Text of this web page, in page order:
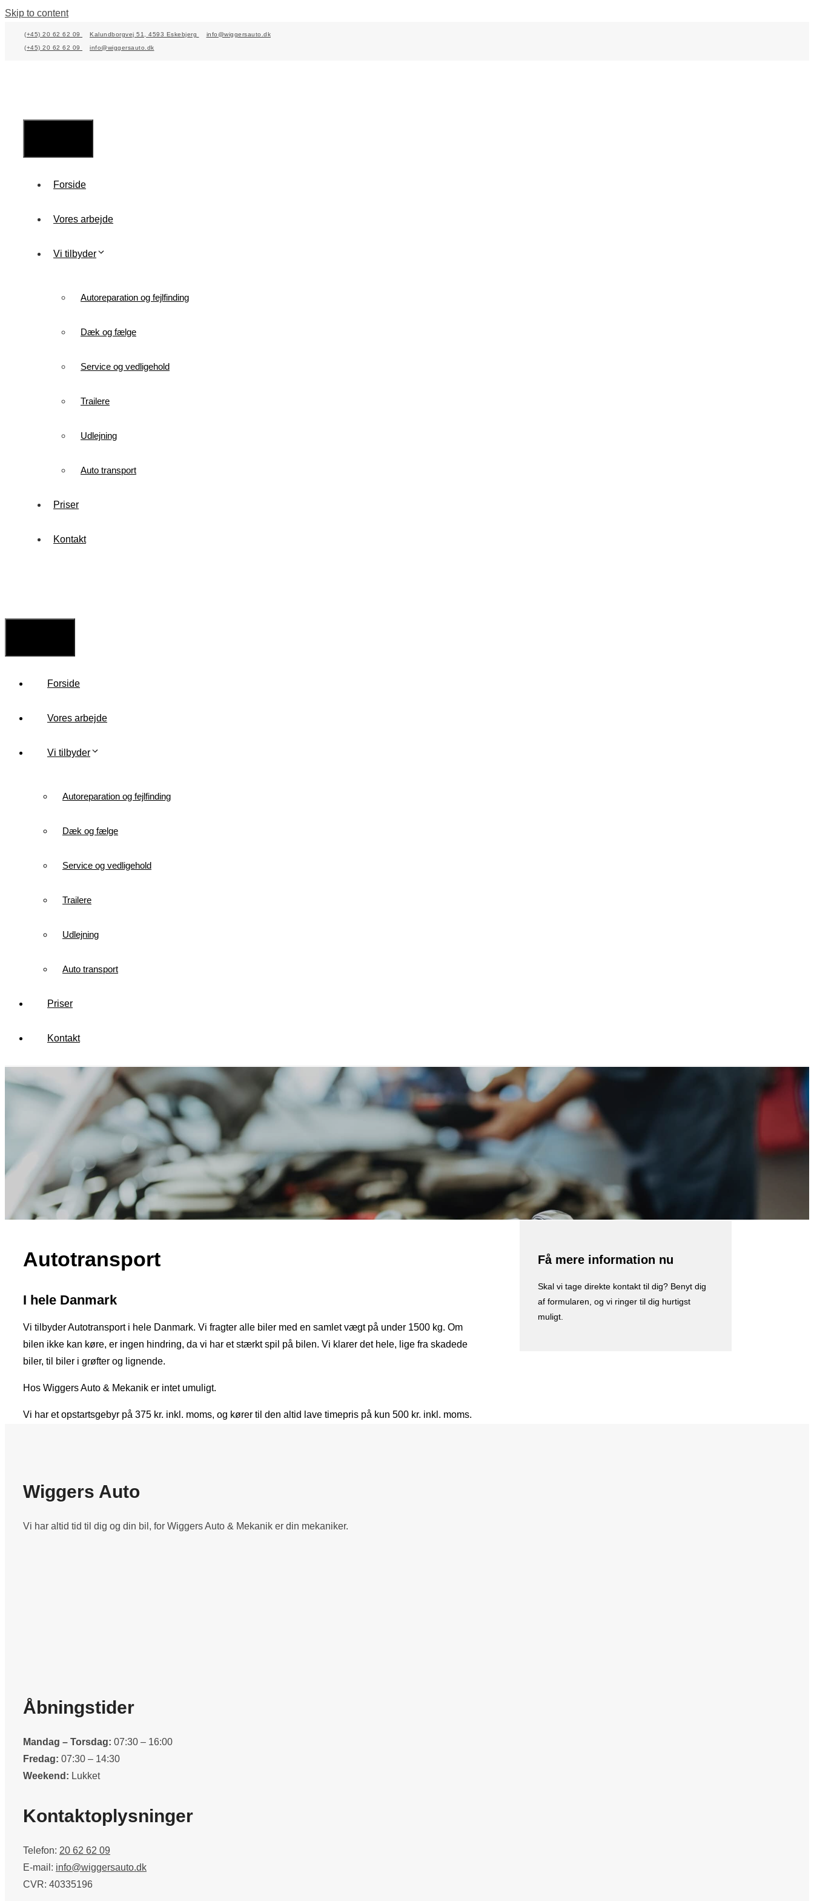
Skip to content
(+45) 20 62 62 09 Kalundborgvej 51, 4593 Eskebjerg
info@wiggersauto.dk
(+45) 20 62 62 09
info@wiggersauto.dk
Forside
Vores arbejde
Vi tilbyder
Autoreparation og fejlfinding
Dæk og fælge
Service og vedligehold
Trailere
Udlejning
Auto transport
Priser
Kontakt
Forside
Vores arbejde
Vi tilbyder
Autoreparation og fejlfinding
Dæk og fælge
Service og vedligehold
Trailere
Udlejning
Auto transport
Priser
Kontakt
Autotransport
I hele Danmark
Vi tilbyder Autotransport i hele Danmark. Vi fragter alle biler med en samlet vægt på under 1500 kg. Om
bilen ikke kan køre, er ingen hindring, da vi har et stærkt spil på bilen. Vi klarer det hele, lige fra skadede
biler, til biler i grøfter og lignende.
Hos Wiggers Auto & Mekanik er intet umuligt.
Vi har et opstartsgebyr på 375 kr. inkl. moms, og kører til den altid lave timepris på kun 500 kr. inkl. moms.
Få mere information nu
Skal vi tage direkte kontakt til dig? Benyt dig
af formularen, og vi ringer til dig hurtigst
muligt.
Wiggers Auto
Vi har altid tid til dig og din bil, for Wiggers Auto & Mekanik er din mekaniker.
Åbningstider
Mandag – Torsdag: 07:30 – 16:00
Fredag: 07:30 – 14:30
Weekend: Lukket
Kontaktoplysninger
Telefon: 20 62 62 09
E-mail: info@wiggersauto.dk
CVR: 40335196